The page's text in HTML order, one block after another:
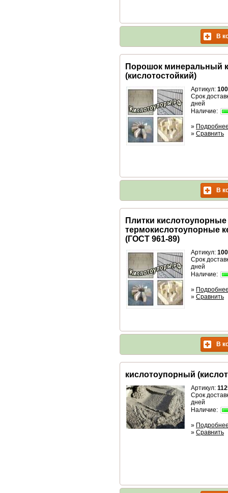
В
Порошок минеральный
(кислотостойкий)
Артикул:
Срок
дней
Наличие:
»
» Сравнить
В
Плитки кислотоупорные
термокислотоупорные
(ГОСТ 961-89)
Артикул:
Срок
дней
Наличие:
»
» Сравнить
В
кислотоупорный
Артикул:
Срок
дней
Наличие:
»
» Сравнить